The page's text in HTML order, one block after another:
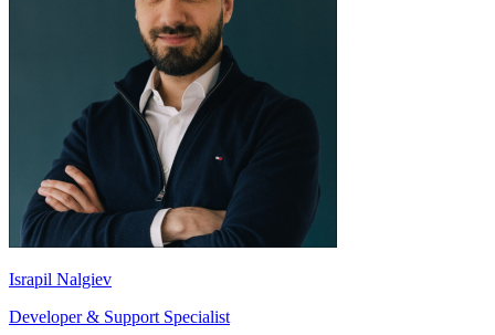
Israpil Nalgiev
Developer & Support Specialist